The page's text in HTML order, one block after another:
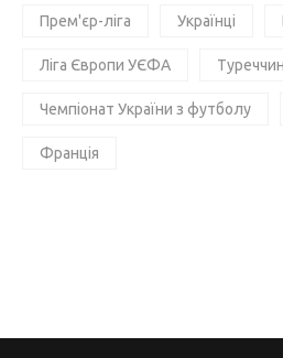
Прем'єр-ліга Українці
Ліга Європи УЄФА
Чемпіонат України з футболу
Франція